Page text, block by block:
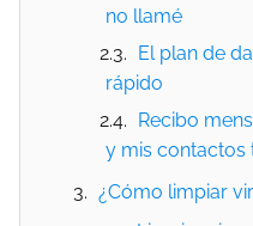
no llamé
El plan de
rápido
Recibo
y mis contactos
¿Cómo limpiar